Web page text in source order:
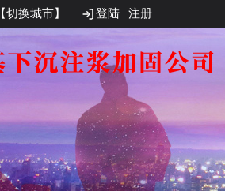
【切换城市】 登陆 | 注册